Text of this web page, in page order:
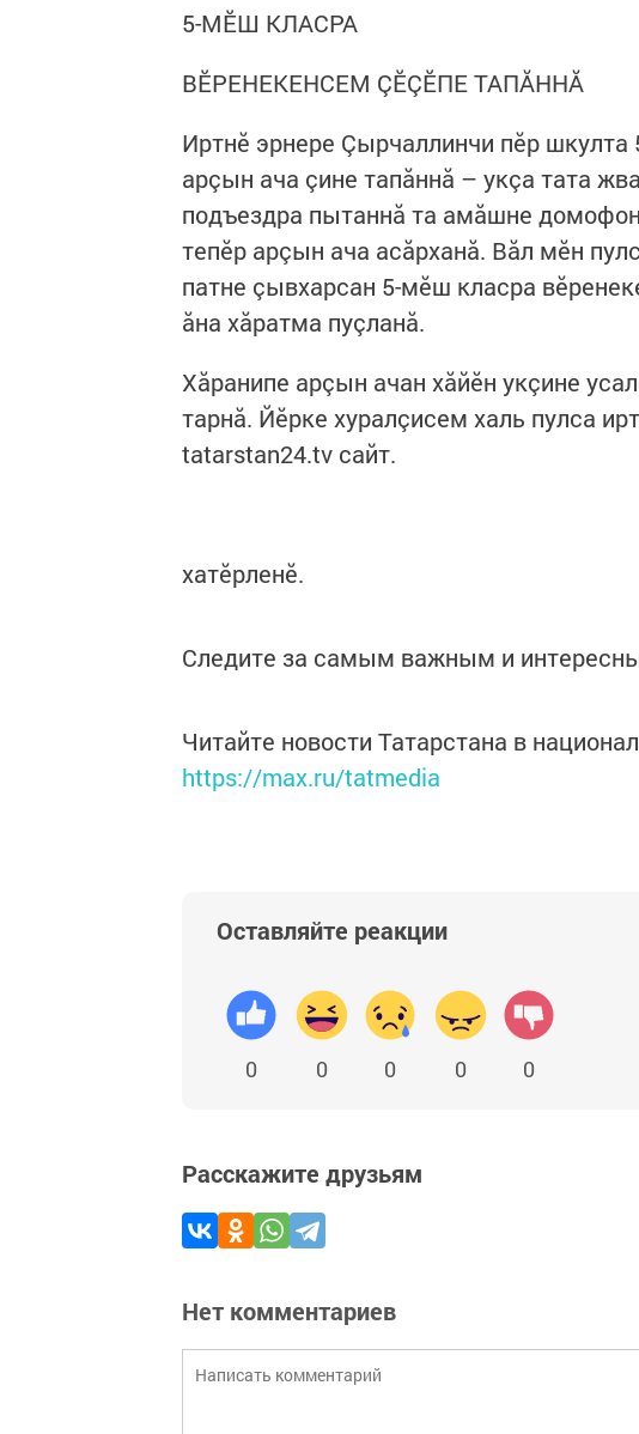
5-МӖШ КЛАСРА
ВӖРЕНЕКЕНСЕМ ÇӖÇӖПЕ ТАПĂННĂ
Иртнӗ эрнере Çырчаллинчи пӗр
арçын ача çине тапăннă – укçа тата
подъездра пытаннă та амăшне
тепӗр арçын ача асăрханă. Вăл мӗн
патне çывхарсан 5-мӗш класра
ăна хăратма пуçланă.
Хăранипе арçын ачан хăйӗн укçине
тарнă. Йӗрке хуралçисем халь пулса
tatarstan24.tv сайт.
хатӗрленӗ.
Следите за самым важным и
Читайте новости Татарстана в
https://max.ru/tatmedia
Оставляйте реакции
0 0 0 0 0
Расскажите друзьям
Нет комментариев